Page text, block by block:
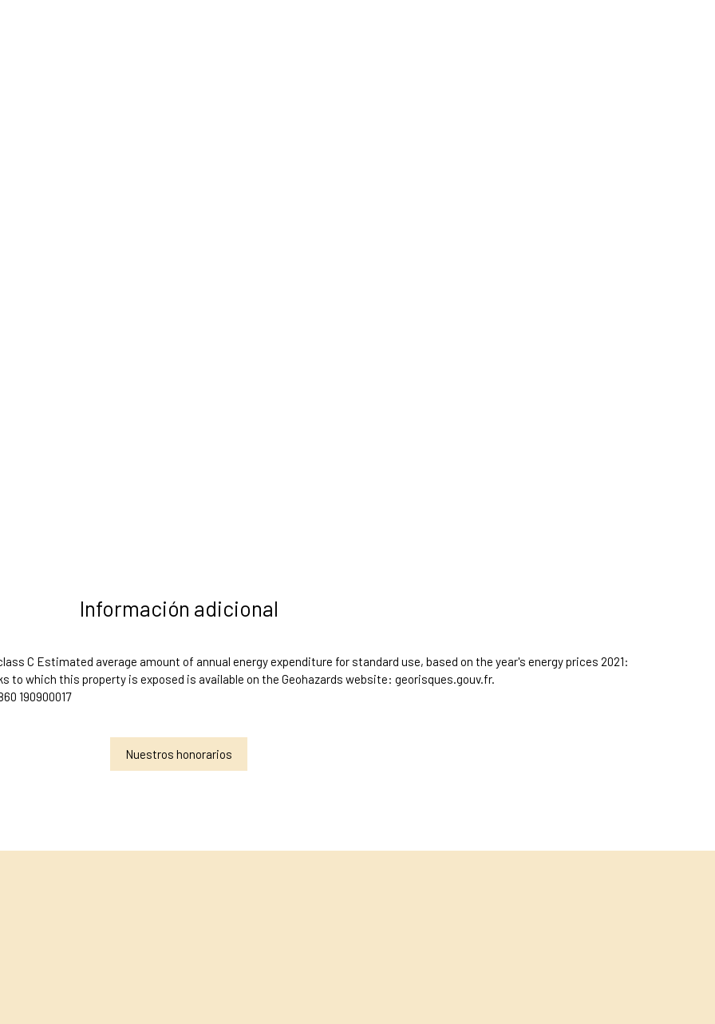
Información adicional
C Estimated average amount of annual energy expenditure for standard use, based on the year's energy prices 2021:
to which this property is exposed is available on the Geohazards website: georisques.gouv.fr.
190900017
Nuestros honorarios